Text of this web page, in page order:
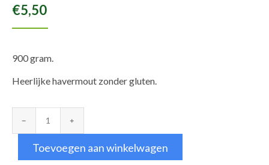
€5,50
900 gram.
Heerlijke havermout zonder gluten.
Havermout
Glutenvrij
aantalToevoegen aan winkelwagen